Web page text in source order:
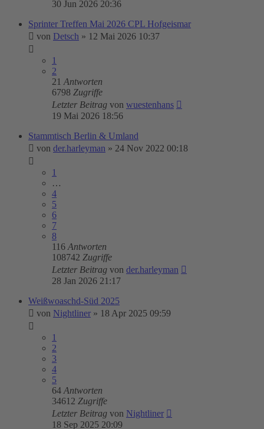
30 Jun 2026 20:36
Sprinter Treffen Mai 2026 CPL Hofgeismar
von Detsch » 12 Mai 2026 10:37
1
2
21 Antworten
6798 Zugriffe
Letzter Beitrag von wuestenhans
19 Mai 2026 18:56
Stammtisch Berlin & Umland
von der.harleyman » 24 Nov 2022 00:18
1
…
4
5
6
7
8
116 Antworten
108742 Zugriffe
Letzter Beitrag von der.harleyman
28 Jan 2026 21:17
Weißwoaschd-Süd 2025
von Nightliner » 18 Apr 2025 09:59
1
2
3
4
5
64 Antworten
34612 Zugriffe
Letzter Beitrag von Nightliner
18 Sep 2025 20:09